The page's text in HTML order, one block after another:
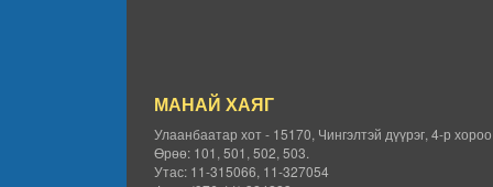
МАНАЙ ХАЯГ
Улаанбаатар хот - 15170, Чингэлтэй дүүрэг, 4-р
Өрөө: 101, 501, 502, 503.
Утас: 11-315066, 11-327054